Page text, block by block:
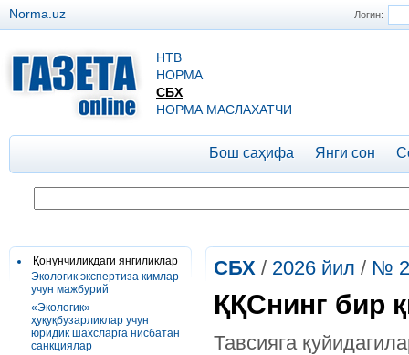
Логин:
Norma.uz
НТВ
НОРМА
СБХ
НОРМА МАСЛАХАТЧИ
Бош саҳифа Янги сон
Қонунчиликдаги янгиликлар
Экологик экспертиза кимлар
учун мажбурий
«Экологик»
ҳуқуқбузарликлар учун
юридик шахсларга нисбатан
санкциялар
СБХ / 2026 йил / №
ҚҚСнинг бир
Тавсияга